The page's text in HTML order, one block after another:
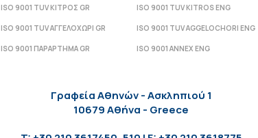
ISO 9001 TUV ΚΙΤΡΟΣ GR ISO 9001 TUV KITROS ENG
ISO 9001 TUV ΑΓΓΕΛΟΧΩΡΙ GR ISO 9001 TUV AGGELOCHORI ENG
ISO 9001 ΠΑΡΑΡΤΗΜΑ GR ISO 9001 ANNEX ENG
Γραφεία Αθηνών - Ασκληπιού 1
10679 Αθήνα - Greece